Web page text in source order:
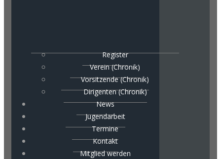
Register
Verein (Chronik)
Vorsitzende (Chronik)
Dirigenten (Chronik)
News
Jugendarbeit
Termine
Kontakt
Mitglied werden